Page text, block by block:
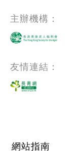
主辦機構：
友情連結：
Footer menu
網站指南